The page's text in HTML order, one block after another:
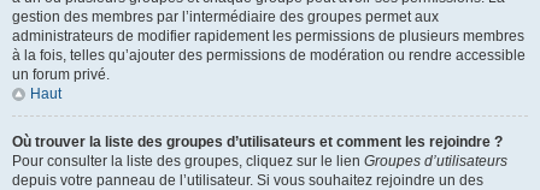
gestion des membres par l’intermédiaire des groupes permet aux
administrateurs de modifier rapidement les permissions de plusieurs membres
à la fois, telles qu’ajouter des permissions de modération ou rendre accessible
un forum privé.
Haut
Où trouver la liste des groupes d’utilisateurs et comment les rejoindre ?
Pour consulter la liste des groupes, cliquez sur le lien Groupes d’utilisateurs
depuis votre panneau de l’utilisateur. Si vous souhaitez rejoindre un des